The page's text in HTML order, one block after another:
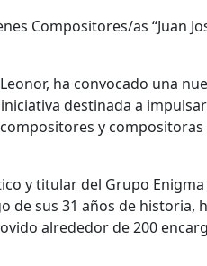
ha convocado una
destinada a
y compositoras
y titular del Grupo
de sus 31 años de historia,
alrededor de 200